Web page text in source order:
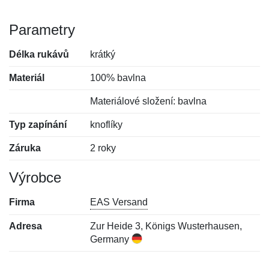
Parametry
Délka rukávů krátký
Materiál 100% bavlna
Materiálové složení: bavlna
Typ zapínání knoflíky
Záruka 2 roky
Výrobce
Firma EAS Versand
Adresa
Zur Heide 3, Königs Wusterhausen,
Germany